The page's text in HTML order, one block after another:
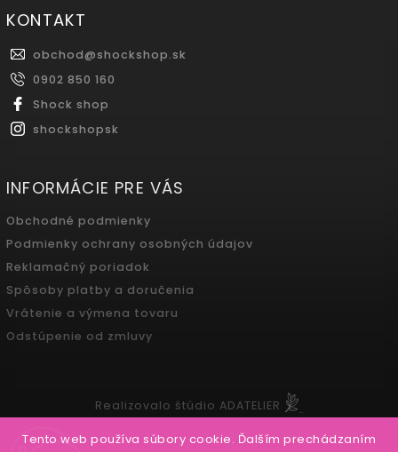
Tento web používa súbory cookie. Ďalším prechádzaním
KONTAKT
obchod@shockshop.sk
0902 850 160
Shock shop
shockshopsk
INFORMÁCIE PRE VÁS
Obchodné podmienky
Podmienky ochrany osobných údajov
Reklamačný poriadok
Spôsoby platby a doručenia
Vrátenie a výmena tovaru
Odstúpenie od zmluvy
Realizovalo štúdio ADATELIER